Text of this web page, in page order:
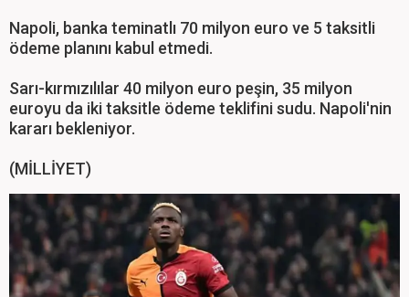
Napoli, banka teminatlı 70 milyon euro ve 5 taksitli
ödeme planını kabul etmedi.
Sarı-kırmızılılar 40 milyon euro peşin, 35 milyon
euroyu da iki taksitle ödeme teklifini sudu. Napoli'nin
kararı bekleniyor.
(MİLLİYET)